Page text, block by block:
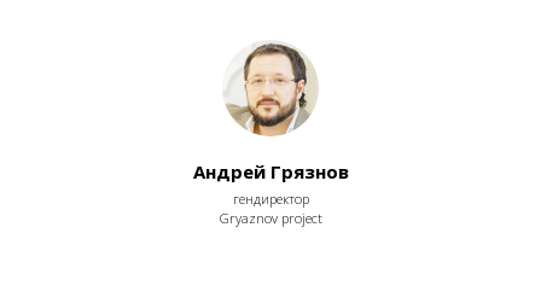
Андрей Грязнов
гендиректор
Gryaznov project